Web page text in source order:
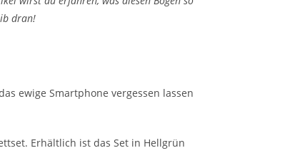
dran!
ewige Smartphone vergessen lassen
Erhältlich ist das Set in Hellgrün